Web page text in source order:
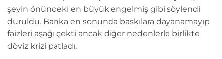
şeyin önündeki en büyük engelmiş gibi söylendi
duruldu. Banka en sonunda baskılara dayanamayıp
faizleri aşağı çekti ancak diğer nedenlerle birlikte
döviz krizi patladı.